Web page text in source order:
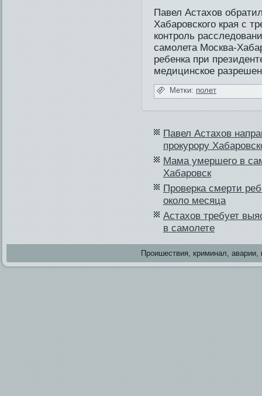
Павел Астахов
Хабаровского края с
контроль
самолета Москва-
ребе­нка при
меди­цинское
Метки: полет
Павел Астахов
прокурору
Мама умершего в
Хабаровск
Проверка смерти
около месяца
Астахов требует
в самолете
Проишестви­я, криминал,